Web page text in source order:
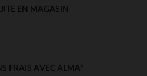
EN MAGASIN
FRAIS AVEC ALMA*